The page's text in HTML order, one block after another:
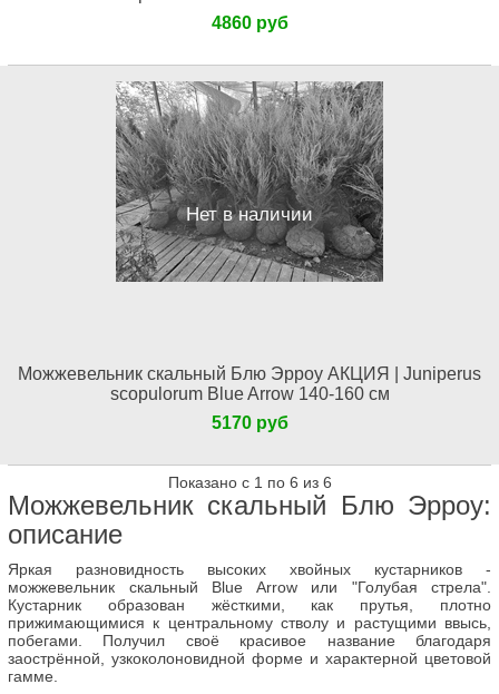
4860 руб
Нет в наличии
Можжевельник скальный Блю Эрроу АКЦИЯ | Juniperus
scopulorum Blue Arrow 140-160 см
5170 руб
Показано с 1 по 6 из 6
Можжевельник скальный Блю Эрроу:
описание
Яркая разновидность высоких хвойных кустарников -
можжевельник скальный Blue Arrow или "Голубая стрела".
Кустарник образован жёсткими, как прутья, плотно
прижимающимися к центральному стволу и растущими ввысь,
побегами. Получил своё красивое название благодаря
заострённой, узкоколоновидной форме и характерной цветовой
гамме.